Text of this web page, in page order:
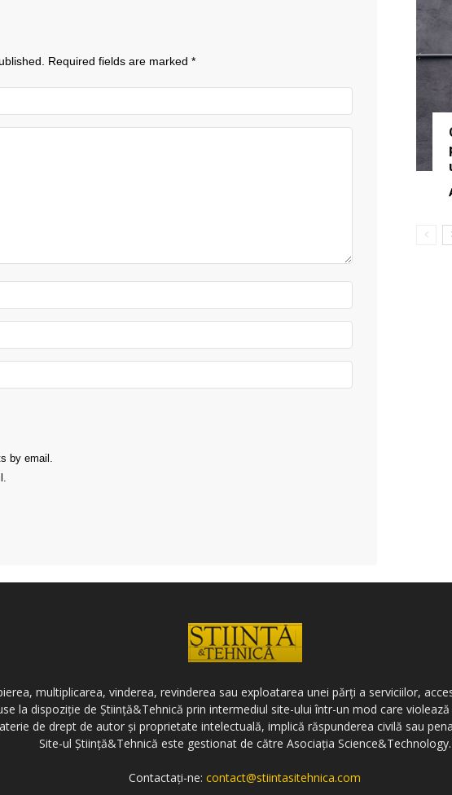
Required fields are marked *
by email.
multiplicarea, vinderea, revinderea sau exploatarea unei părți a serviciilor,
la dispoziție de Știință&Tehnică prin intermediul site-ului într-un mod care
de drept de autor și proprietate intelectuală, implică răspunderea civilă sau
Site-ul Știință&Tehnică este gestionat de către Asociația Science&Technology.
Contactați-ne:contact@stiintasitehnica.com